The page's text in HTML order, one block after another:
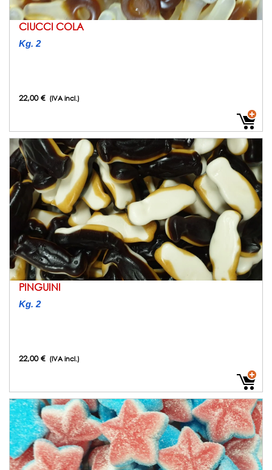
CIUCCI COLA
Kg. 2
22,00 € (IVA incl.)
PINGUINI
Kg. 2
22,00 € (IVA incl.)